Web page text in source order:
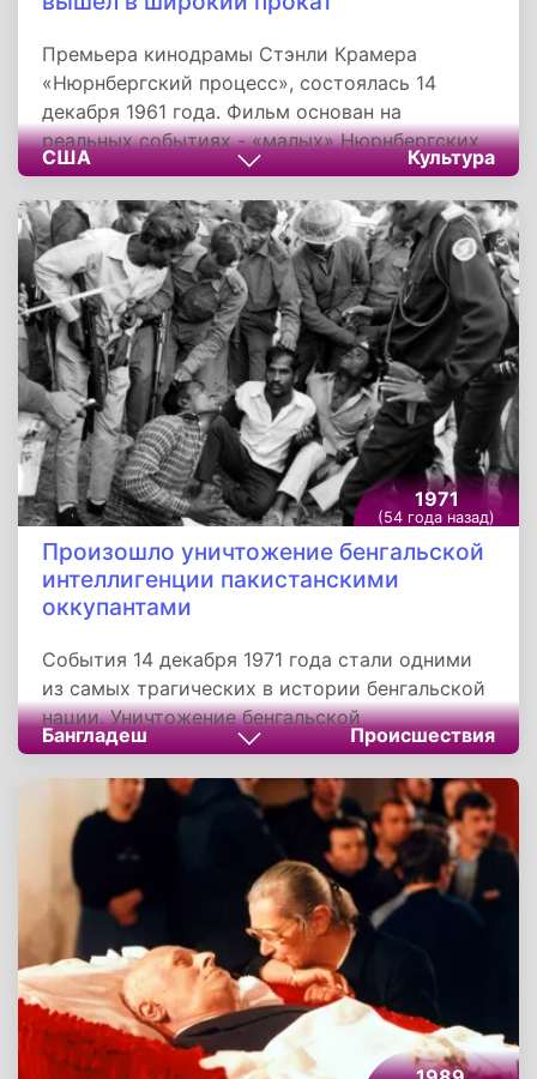
Премьера кинодрамы Стэнли Крамера
«Нюрнбергский процесс», состоялась 14
декабря 1961 года. Фильм основан на
реальных событиях - «малых» Нюрнбергских
процессах. Главные роли исполнили Спенсер
Трейси, Ричард Уидмарк, Марлен Дитрих и
Максимилиан Шелл. Картина часто
называется вершиной режиссерского
мастерства Крамера и центральной точкой
карьеры.
США Культура
1971
(54 года назад)
Произошло уничтожение бенгальской
интеллигенции пакистанскими
оккупантами
События 14 декабря 1971 года стали одними
из самых трагических в истории бенгальской
нации. Уничтожение бенгальской
интеллигенции для подавления на корню
возможности восстания и сопротивления
пакистанской оккупации проводилось в
течение всей Освободительной войны 1971
года. Но два дня этой войны, 25 марта и 14
декабря, отличились особенно большим
количеством казней. Например, 14 декабря
1971 года были замучены, а затем казнены
более 200 представителей бенгальской
интеллигенции, включая профессоров,
докторов, художников, инженеров и
писателей.
Бангладеш Происшествия